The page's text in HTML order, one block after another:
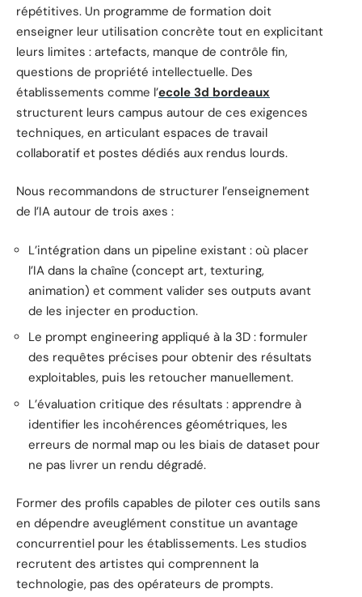
répétitives. Un programme de formation doit
enseigner leur utilisation concrète tout en explicitant
leurs limites : artefacts, manque de contrôle fin,
questions de propriété intellectuelle. Des
établissements comme l’ecole 3d bordeaux
structurent leurs campus autour de ces exigences
techniques, en articulant espaces de travail
collaboratif et postes dédiés aux rendus lourds.
Nous recommandons de structurer l’enseignement
de l’IA autour de trois axes :
L’intégration dans un pipeline existant : où placer
l’IA dans la chaîne (concept art, texturing,
animation) et comment valider ses outputs avant
de les injecter en production.
Le prompt engineering appliqué à la 3D : formuler
des requêtes précises pour obtenir des résultats
exploitables, puis les retoucher manuellement.
L’évaluation critique des résultats : apprendre à
identifier les incohérences géométriques, les
erreurs de normal map ou les biais de dataset pour
ne pas livrer un rendu dégradé.
Former des profils capables de piloter ces outils sans
en dépendre aveuglément constitue un avantage
concurrentiel pour les établissements. Les studios
recrutent des artistes qui comprennent la
technologie, pas des opérateurs de prompts.